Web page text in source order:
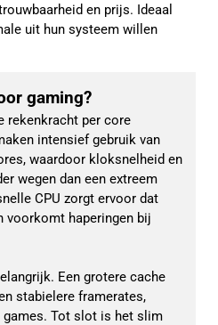
en prijs. Ideaal
uit hun systeem willen
gaming?
rekenkracht per core
intensief gebruik van
waardoor kloksnelheid en
wegen dan een extreem
CPU zorgt ervoor dat
voorkomt haperingen bij
Een grotere cache
stabielere framerates,
games. Tot slot is het slim